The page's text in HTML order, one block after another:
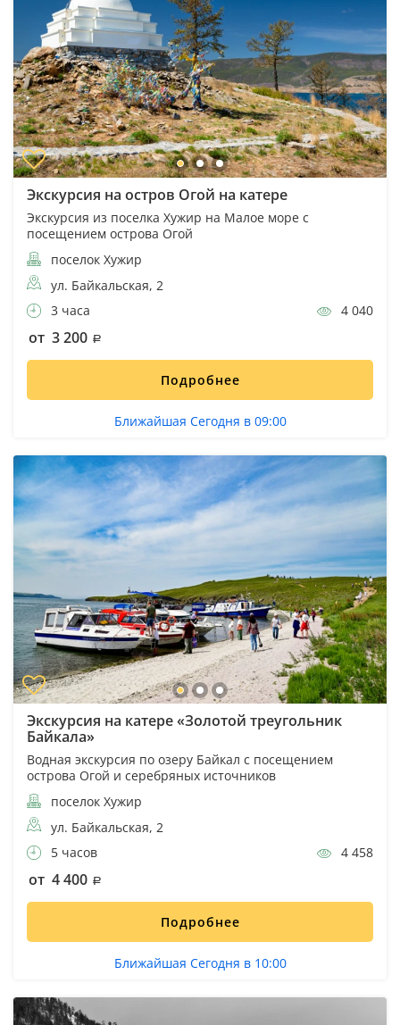
Экскурсия на остров Огой на катере
Экскурсия из поселка Хужир на Малое море с
посещением острова Огой
поселок Хужир
ул. Байкальская, 2
3 часа
4 040
от 3 200
Подробнее
Ближайшая Сегодня в 09:00
Экскурсия на катере «Золотой треугольник
Байкала»
Водная экскурсия по озеру Байкал с посещением
острова Огой и серебряных источников
поселок Хужир
ул. Байкальская, 2
5 часов
4 458
от 4 400
Подробнее
Ближайшая Сегодня в 10:00